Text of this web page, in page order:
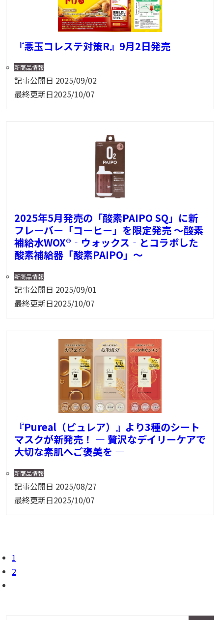
『悪玉コレステ対策R』9月2日発売
新商品情報
記事公開日 2025/09/02
最終更新日2025/10/07
2025年5月発売の「酸素PAIPO SQ」に新
フレーバー「コーヒー」を限定発売 〜酸素
補給水WOX®‐ウォックス‐とコラボした
酸素補給器「酸素PAIPO」〜
新商品情報
記事公開日 2025/09/01
最終更新日2025/10/07
『Pureal（ピュレア）』より3種のシート
マスクが新発売！ ― 贅沢なデイリーケアで
大切な素肌へご褒美を ―
新商品情報
記事公開日 2025/08/27
最終更新日2025/10/07
1
2